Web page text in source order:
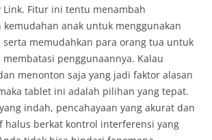
Link. Fitur ini tentu menambah
kemudahan anak untuk menggunakan
memudahkan para orang tua untuk
penggunaannya. Kalau
menonton saja yang jadi faktor alasan
tablet ini adalah pilihan yang tepat.
indah, pencahayaan yang akurat dan
halus berkat kontrol interferensi yang